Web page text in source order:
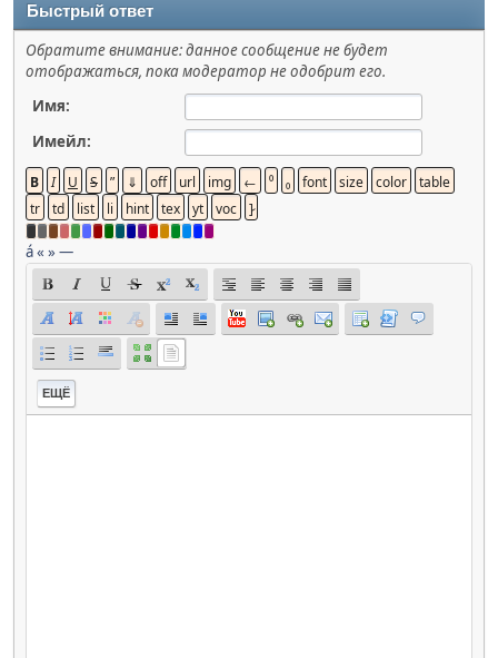
Быстрый ответ
Обратите внимание: данное сообщение не будет
отображаться, пока модератор не одобрит его.
Имя:
Имейл:
á« »—
ЕЩЁ